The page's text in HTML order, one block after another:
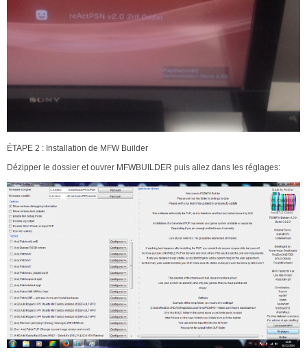
ÉTAPE 2 : Installation de MFW Builder
Dézipper le dossier et ouvrer MFWBUILDER puis allez dans les réglages: